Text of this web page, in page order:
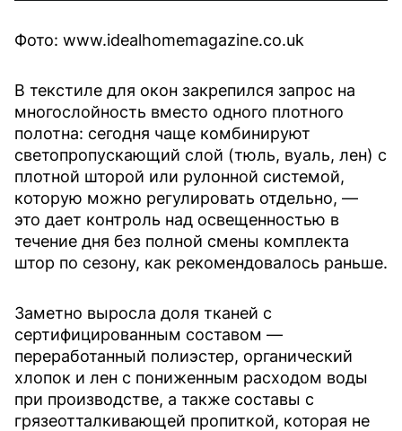
Фото: www.idealhomemagazine.co.uk
В текстиле для окон закрепился запрос на
многослойность вместо одного плотного
полотна: сегодня чаще комбинируют
светопропускающий слой (тюль, вуаль, лен) с
плотной шторой или рулонной системой,
которую можно регулировать отдельно, —
это дает контроль над освещенностью в
течение дня без полной смены комплекта
штор по сезону, как рекомендовалось раньше.
Заметно выросла доля тканей с
сертифицированным составом —
переработанный полиэстер, органический
хлопок и лен с пониженным расходом воды
при производстве, а также составы с
грязеотталкивающей пропиткой, которая не